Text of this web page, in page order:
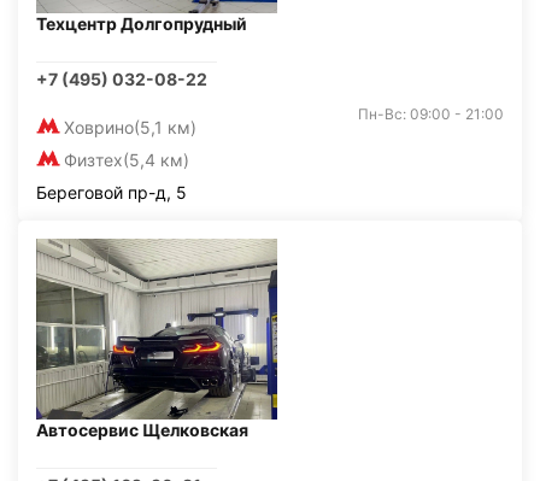
Техцентр Долгопрудный
+7 (495) 032-08-22
Ховрино(5,1 км)
Физтех(5,4 км)
Пн-Вс: 09:00 - 21:00
Береговой пр-д, 5
Автосервис Щелковская